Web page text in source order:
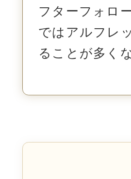
フターフォロ
ではアルフレ
ることが多く